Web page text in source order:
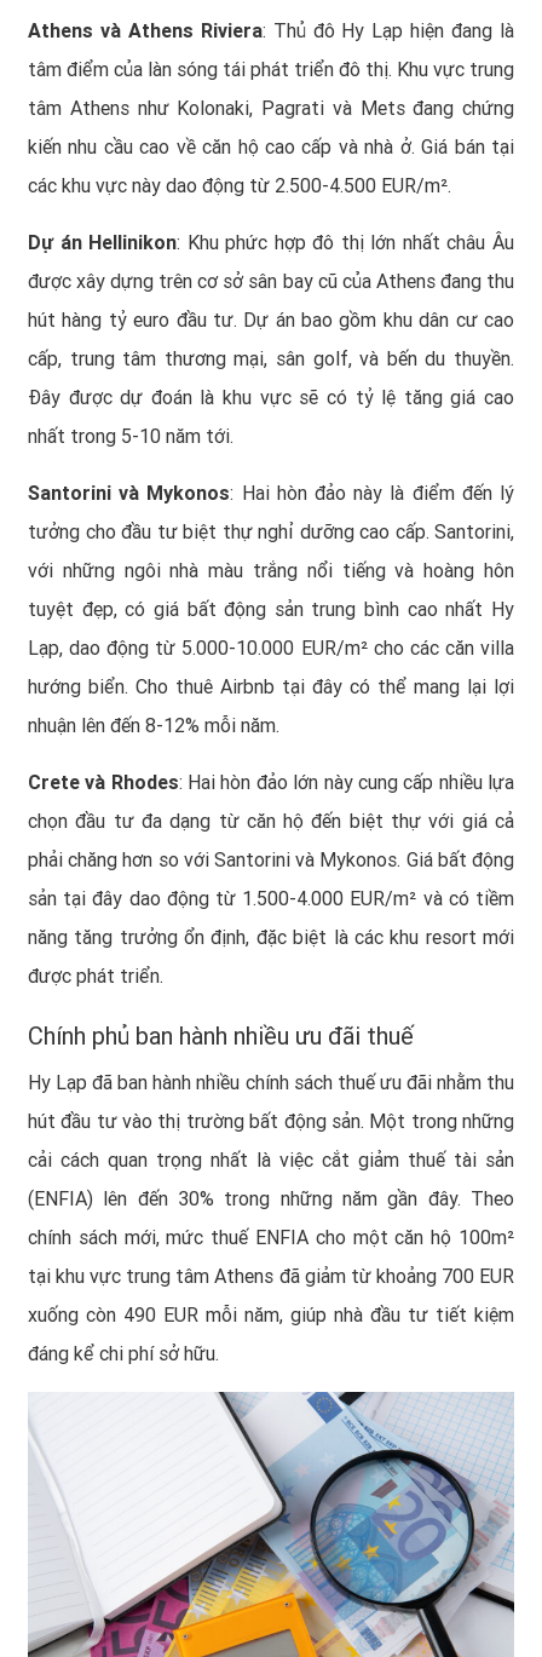
Athens và Athens Riviera: Thủ đô Hy Lạp hiện đang là
tâm điểm của làn sóng tái phát triển đô thị. Khu vực trung
tâm Athens như Kolonaki, Pagrati và Mets đang chứng
kiến nhu cầu cao về căn hộ cao cấp và nhà ở. Giá bán tại
các khu vực này dao động từ 2.500-4.500 EUR/m².
Dự án Hellinikon: Khu phức hợp đô thị lớn nhất châu Âu
được xây dựng trên cơ sở sân bay cũ của Athens đang thu
hút hàng tỷ euro đầu tư. Dự án bao gồm khu dân cư cao
cấp, trung tâm thương mại, sân golf, và bến du thuyền.
Đây được dự đoán là khu vực sẽ có tỷ lệ tăng giá cao
nhất trong 5-10 năm tới.
Santorini và Mykonos: Hai hòn đảo này là điểm đến lý
tưởng cho đầu tư biệt thự nghỉ dưỡng cao cấp. Santorini,
với những ngôi nhà màu trắng nổi tiếng và hoàng hôn
tuyệt đẹp, có giá bất động sản trung bình cao nhất Hy
Lạp, dao động từ 5.000-10.000 EUR/m² cho các căn villa
hướng biển. Cho thuê Airbnb tại đây có thể mang lại lợi
nhuận lên đến 8-12% mỗi năm.
Crete và Rhodes: Hai hòn đảo lớn này cung cấp nhiều lựa
chọn đầu tư đa dạng từ căn hộ đến biệt thự với giá cả
phải chăng hơn so với Santorini và Mykonos. Giá bất động
sản tại đây dao động từ 1.500-4.000 EUR/m² và có tiềm
năng tăng trưởng ổn định, đặc biệt là các khu resort mới
được phát triển.
Chính phủ ban hành nhiều ưu đãi thuế
Hy Lạp đã ban hành nhiều chính sách thuế ưu đãi nhằm thu
hút đầu tư vào thị trường bất động sản. Một trong những
cải cách quan trọng nhất là việc cắt giảm thuế tài sản
(ENFIA) lên đến 30% trong những năm gần đây. Theo
chính sách mới, mức thuế ENFIA cho một căn hộ 100m²
tại khu vực trung tâm Athens đã giảm từ khoảng 700 EUR
xuống còn 490 EUR mỗi năm, giúp nhà đầu tư tiết kiệm
đáng kể chi phí sở hữu.